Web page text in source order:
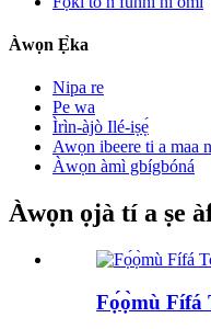
Àwọn Ẹ̀ka
Nipa re
Pe wa
Ìrìn-àjò Ilé-iṣẹ́
Awọn ibeere ti a maa
Àwọn àmì gbígbóná
Àwọn ọjà tí a ṣe
Fọ́ọ̀mù Fífá